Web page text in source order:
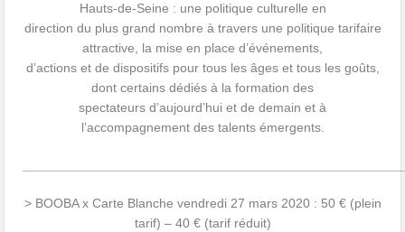
Hauts-de-Seine : une politique culturelle en
direction du plus grand nombre à travers une politique tarifaire
attractive, la mise en place d’événements,
d’actions et de dispositifs pour tous les âges et tous les goûts,
dont certains dédiés à la formation des
spectateurs d’aujourd’hui et de demain et à
l’accompagnement des talents émergents.
> BOOBA x Carte Blanche vendredi 27 mars 2020 : 50 € (plein
tarif) – 40 € (tarif réduit)